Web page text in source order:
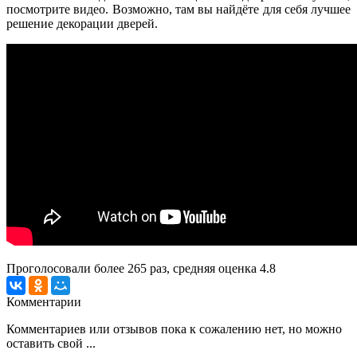
посмотрите видео. Возможно, там вы найдёте для себя лучшее
решение декорации дверей.
Проголосовали более 265 раз, средняя оценка 4.8
Комментарии
Комментариев или отзывов пока к сожалению нет, но можно
оставить свой ...